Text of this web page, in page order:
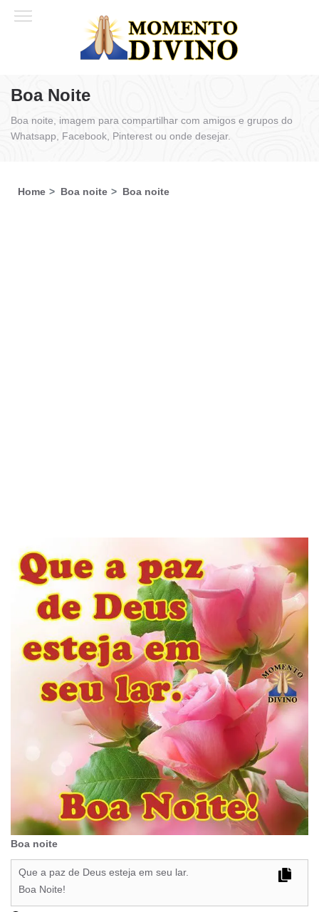
Boa Noite
Boa noite, imagem para compartilhar com amigos e grupos do
Whatsapp, Facebook, Pinterest ou onde desejar.
Home Boa noite Boa noite
Boa noite
Que a paz de Deus esteja em seu lar.
Boa Noite!